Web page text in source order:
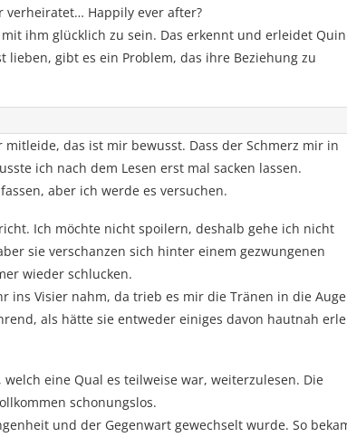
verheiratet… Happily ever after?
ihm glücklich zu sein. Das erkennt und erleidet
gibt es ein Problem, das ihre Beziehung zu
das ist mir bewusst. Dass der Schmerz mir in
ich nach dem Lesen erst mal sacken lassen.
aber ich werde es versuchen.
Ich möchte nicht spoilern, deshalb gehe ich nicht
sie verschanzen sich hinter einem gezwungenen
wieder schlucken.
ins Visier nahm, da trieb es mir die Tränen in die
als hätte sie entweder einiges davon hautnah
eine Qual es teilweise war, weiterzulesen. Die
schonungslos.
und der Gegenwart gewechselt wurde. So